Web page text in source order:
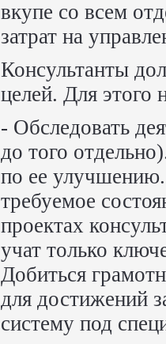
вкупе со всем
затрат на
Консультанты
целей. Для этого
- Обследовать
до того
по ее
требуемое
проектах
учат только
Добиться
для достижений
систему под